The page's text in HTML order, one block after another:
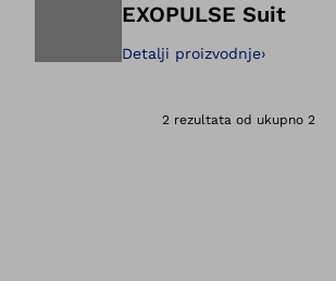
EXOPULSE Suit
Detalji proizvodnje›
2 rezultata od ukupno 2